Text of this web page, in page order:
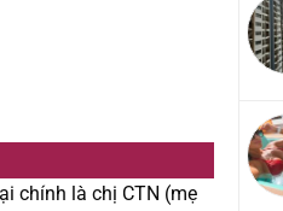
chính là chị CTN (mẹ